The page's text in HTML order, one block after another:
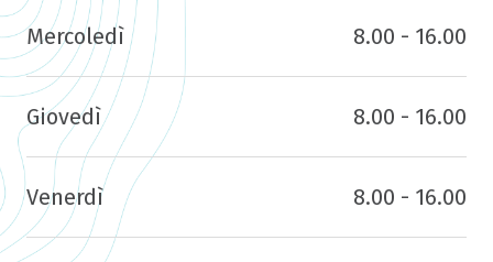
Mercoledì 8.00 - 16.00
Giovedì 8.00 - 16.00
Venerdì 8.00 - 16.00